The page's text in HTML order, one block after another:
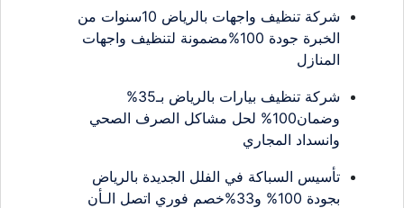
شركة تنظيف واجهات بالرياض 10سنوات من
الخبرة جودة 100%مضمونة لتنظيف واجهات
المنازل
شركة تنظيف بيارات بالرياض بـ35%
وضمان100% لحل مشاكل الصرف الصحي
وانسداد المجاري
تأسيس السباكة في الفلل الجديدة بالرياض
بجودة 100% و33%خصم فوري اتصل الـأن